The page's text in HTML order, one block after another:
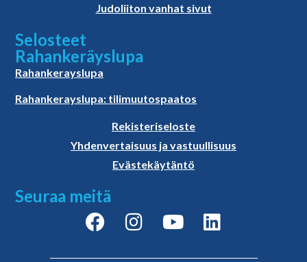
Judoliiton vanhat sivut
Selosteet
Rahankeräyslupa
Rahankerayslupa
Rahankerayslupa: tilimuutospaatos
Rekisteriseloste
Yhdenvertaisuus ja vastuullisuus
Evästekäytäntö
Seuraa meitä